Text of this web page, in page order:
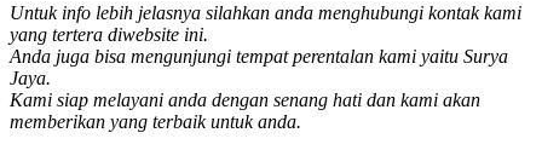
Untuk info lebih jelasnya silahkan anda menghubungi kontak kami
yang tertera diwebsite ini.
Anda juga bisa mengunjungi tempat perentalan kami yaitu Surya
Jaya.
Kami siap melayani anda dengan senang hati dan kami akan
memberikan yang terbaik untuk anda.